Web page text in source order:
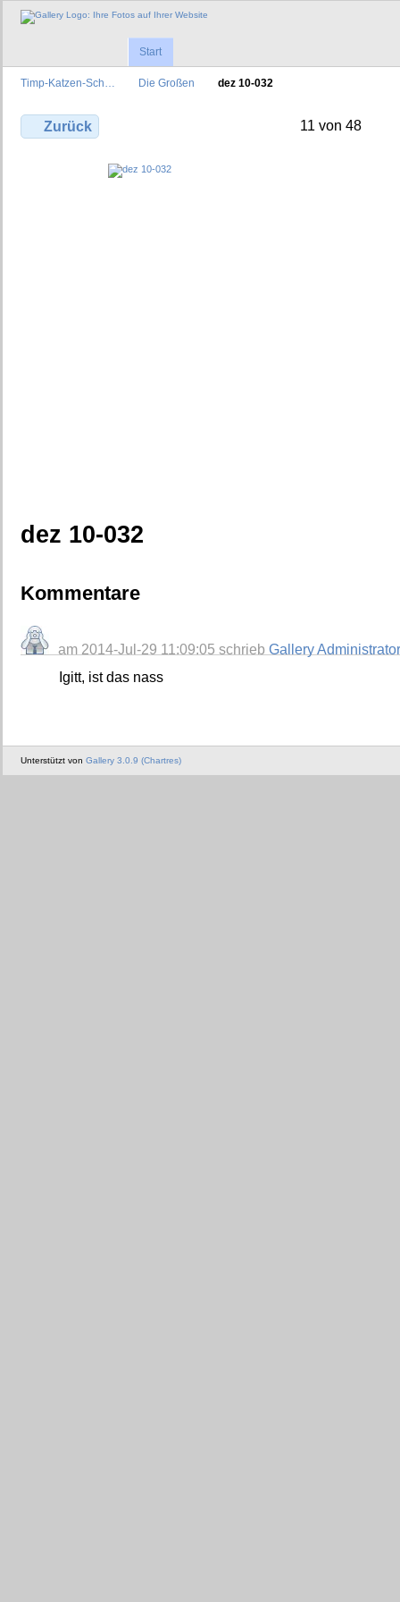
Start
Timp-Katzen-Sch… Die Großen dez 10-032
Zurück 11 von 48
dez 10-032
Kommentare
am 2014-Jul-29 11:09:05 schriebGallery
Igitt, ist das nass
Unterstützt von Gallery 3.0.9 (Chartres)